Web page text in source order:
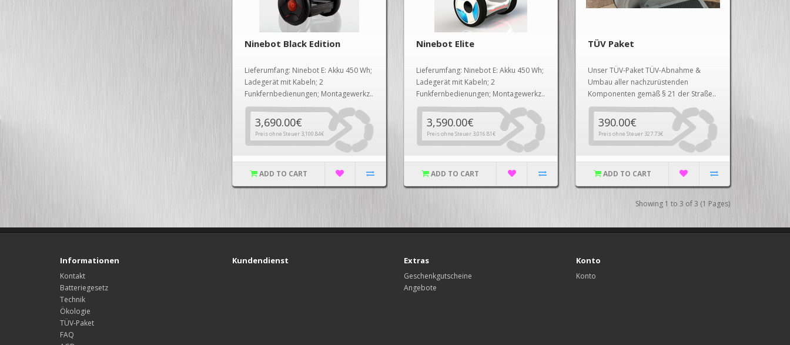
Ninebot Black Edition
Lieferumfang: Ninebot E: Akku 450 Wh;
Ladegerät mit Kabeln; 2
Funkfernbedienungen; Montagewerkz..
3,690.00€
Preis ohne Steuer 3,100.84€
ADD TO CART
Ninebot Elite
Lieferumfang: Ninebot E: Akku 450 Wh;
Ladegerät mit Kabeln; 2
Funkfernbedienungen; Montagewerkz..
3,590.00€
Preis ohne Steuer 3,016.81€
ADD TO CART
TÜV Paket
Unser TÜV-Paket TÜV-Abnahme &
Umbau aller nachzurüstenden
Komponenten gemäß § 21 der Straße..
390.00€
Preis ohne Steuer 327.73€
ADD TO CART
Showing 1 to 3 of 3 (1 Pages)
Informationen
Kontakt
Batteriegesetz
Technik
Ökologie
TÜV-Paket
FAQ
Kundendienst Extras
Geschenkgutscheine
Angebote
Konto
Konto